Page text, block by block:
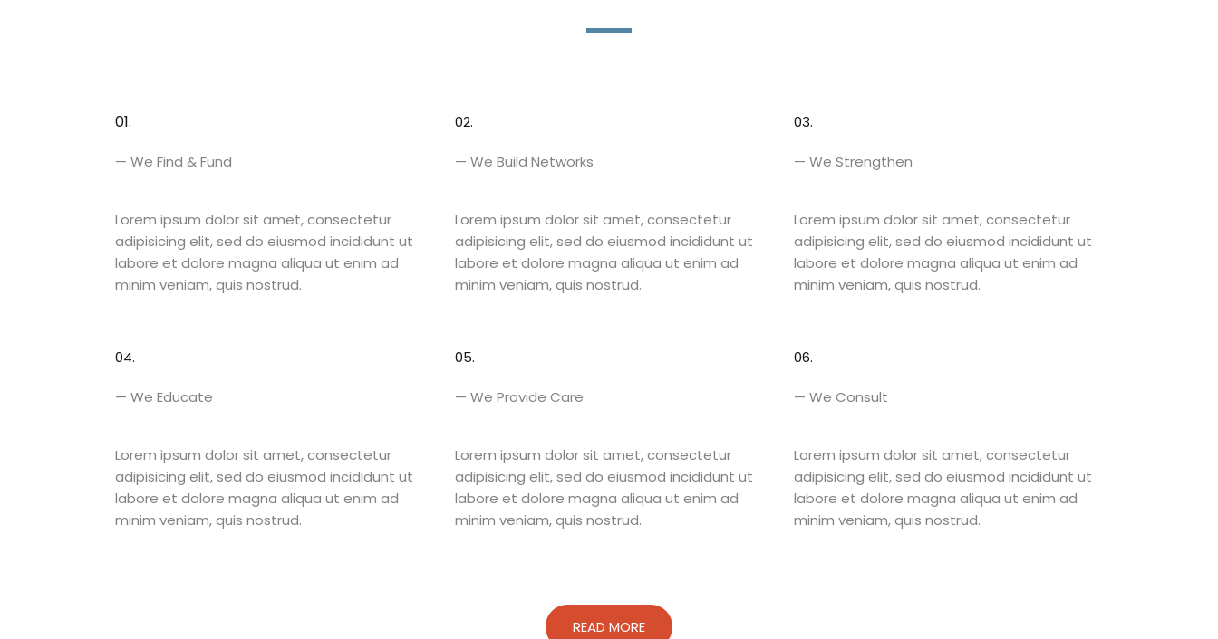
01.
— We Find & Fund
Lorem ipsum dolor sit amet, consectetur
adipisicing elit, sed do eiusmod incididunt ut
labore et dolore magna aliqua ut enim ad
minim veniam, quis nostrud.
02.
— We Build Networks
Lorem ipsum dolor sit amet, consectetur
adipisicing elit, sed do eiusmod incididunt ut
labore et dolore magna aliqua ut enim ad
minim veniam, quis nostrud.
03.
— We Strengthen
Lorem ipsum dolor sit amet, consectetur
adipisicing elit, sed do eiusmod incididunt ut
labore et dolore magna aliqua ut enim ad
minim veniam, quis nostrud.
04.
— We Educate​
Lorem ipsum dolor sit amet, consectetur
adipisicing elit, sed do eiusmod incididunt ut
labore et dolore magna aliqua ut enim ad
minim veniam, quis nostrud.
05.
— We Provide Care​
Lorem ipsum dolor sit amet, consectetur
adipisicing elit, sed do eiusmod incididunt ut
labore et dolore magna aliqua ut enim ad
minim veniam, quis nostrud.
06.
— We Consult​
Lorem ipsum dolor sit amet, consectetur
adipisicing elit, sed do eiusmod incididunt ut
labore et dolore magna aliqua ut enim ad
minim veniam, quis nostrud.
READ MORE